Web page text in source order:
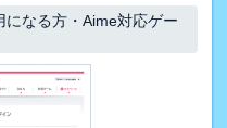
なる方・Aime対応ゲー